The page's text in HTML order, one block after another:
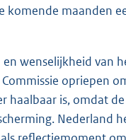
maanden
wenselijkheid van
opriepen
is, omdat
Nederland